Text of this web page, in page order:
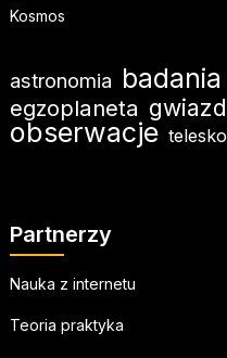
Kosmos
astronomia badania
egzoplaneta
obserwacje
Partnerzy
Nauka z internetu
Teoria praktyka